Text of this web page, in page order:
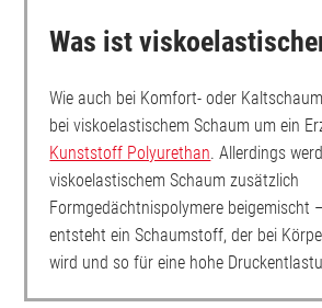
Was ist
Wie auch bei Komfort- oder
bei viskoelastischem Schaum um ein
Kunststoff Polyurethan. Allerdings
viskoelastischem Schaum zusätzlich
Formgedächtnispolymere beigemischt
entsteht ein Schaumstoff, der bei
wird und so für eine hohe